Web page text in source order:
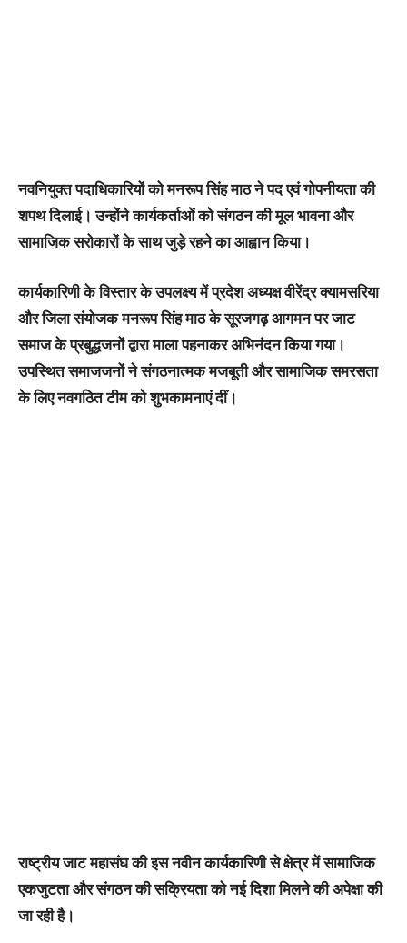
नवनियुक्त पदाधिकारियों को मनरूप सिंह माठ ने पद एवं गोपनीयता की
शपथ दिलाई। उन्होंने कार्यकर्ताओं को संगठन की मूल भावना और
सामाजिक सरोकारों के साथ जुड़े रहने का आह्वान किया।
कार्यकारिणी के विस्तार के उपलक्ष्य में प्रदेश अध्यक्ष वीरेंद्र क्यामसरिया
और जिला संयोजक मनरूप सिंह माठ के सूरजगढ़ आगमन पर जाट
समाज के प्रबुद्धजनों द्वारा माला पहनाकर अभिनंदन किया गया।
उपस्थित समाजजनों ने संगठनात्मक मजबूती और सामाजिक समरसता
के लिए नवगठित टीम को शुभकामनाएं दीं।
राष्ट्रीय जाट महासंघ की इस नवीन कार्यकारिणी से क्षेत्र में सामाजिक
एकजुटता और संगठन की सक्रियता को नई दिशा मिलने की अपेक्षा की
जा रही है।